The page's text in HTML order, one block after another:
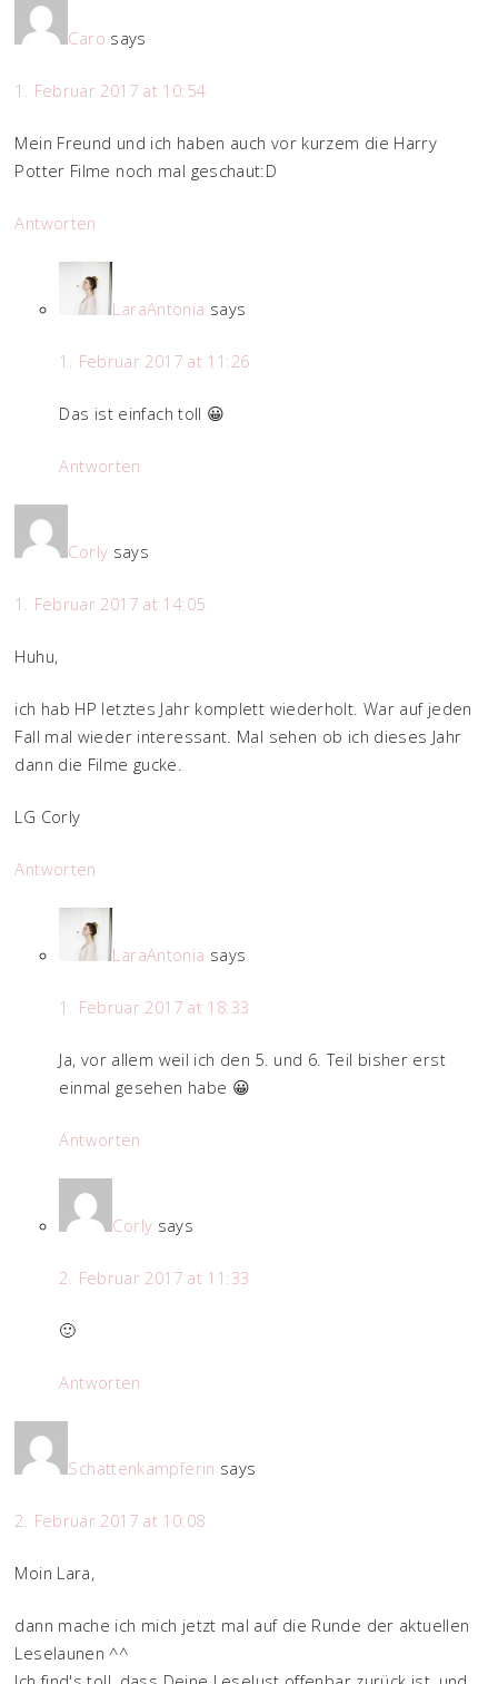
Caro says
1. Februar 2017 at 10:54
Mein Freund und ich haben auch vor kurzem die Harry
Potter Filme noch mal geschaut:D
Antworten
LaraAntonia says
1. Februar 2017 at 11:26
Das ist einfach toll 😀
Antworten
Corly says
1. Februar 2017 at 14:05
Huhu,
ich hab HP letztes Jahr komplett wiederholt. War auf jeden
Fall mal wieder interessant. Mal sehen ob ich dieses Jahr
dann die Filme gucke.
LG Corly
Antworten
LaraAntonia says
1. Februar 2017 at 18:33
Ja, vor allem weil ich den 5. und 6. Teil bisher erst
einmal gesehen habe 😀
Antworten
Corly says
2. Februar 2017 at 11:33
🙂
Antworten
Schattenkämpferin says
2. Februar 2017 at 10:08
Moin Lara,
dann mache ich mich jetzt mal auf die Runde der aktuellen
Leselaunen ^^